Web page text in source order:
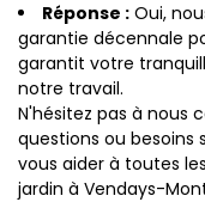
Réponse : Oui,
garantie décennale
garantit votre
notre travail.
N'hésitez pas à nous
questions ou besoins
vous aider à toutes
jardin à Vendays-